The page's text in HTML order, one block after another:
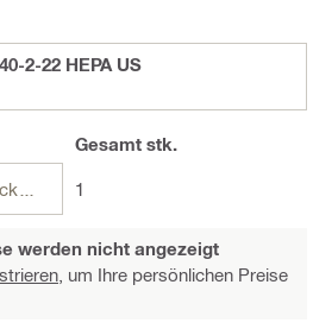
2-22 HEPA US
Packungen
Gesamtstk.
1
werden nicht angezeigt
um Ihre persönlichen Preise